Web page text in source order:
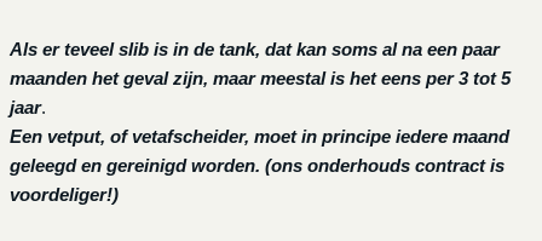
Als er teveel slib is in de tank, dat kan soms al na een paar
maanden het geval zijn, maar meestal is het eens per 3 tot 5
jaar.
Een vetput, of vetafscheider, moet in principe iedere maand
geleegd en gereinigd worden. (ons onderhouds contract is
voordeliger!)